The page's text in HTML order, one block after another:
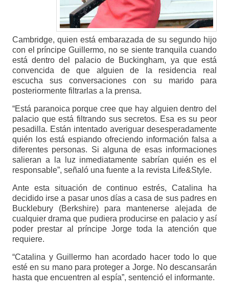
Cambridge, quien está embarazada de su segundo hijo
con el príncipe Guillermo, no se siente tranquila cuando
está dentro del palacio de Buckingham, ya que está
convencida de que alguien de la residencia real
escucha sus conversaciones con su marido para
posteriormente filtrarlas a la prensa.
“Está paranoica porque cree que hay alguien dentro del
palacio que está filtrando sus secretos. Esa es su peor
pesadilla. Están intentado averiguar desesperadamente
quién los está espiando ofreciendo información falsa a
diferentes personas. Si alguna de esas informaciones
salieran a la luz inmediatamente sabrían quién es el
responsable”, señaló una fuente a la revista Life&Style.
Ante esta situación de continuo estrés, Catalina ha
decidido irse a pasar unos días a casa de sus padres en
Bucklebury (Berkshire) para mantenerse alejada de
cualquier drama que pudiera producirse en palacio y así
poder prestar al príncipe Jorge toda la atención que
requiere.
“Catalina y Guillermo han acordado hacer todo lo que
esté en su mano para proteger a Jorge. No descansarán
hasta que encuentren al espía”, sentenció el informante.